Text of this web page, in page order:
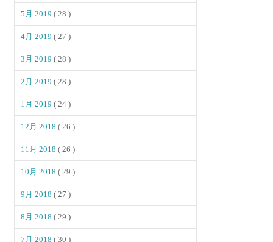
5月 2019( 28 )
4月 2019( 27 )
3月 2019( 28 )
2月 2019( 28 )
1月 2019( 24 )
12月 2018( 26 )
11月 2018( 26 )
10月 2018( 29 )
9月 2018( 27 )
8月 2018( 29 )
7月 2018( 30 )